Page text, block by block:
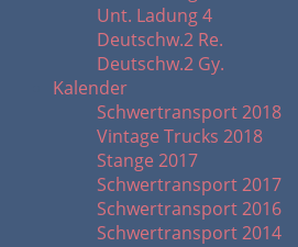
Unt. Ladung 4
Deutschw.2 Re.
Deutschw.2 Gy.
Kalender
Schwertransport 2018
Vintage Trucks 2018
Stange 2017
Schwertransport 2017
Schwertransport 2016
Schwertransport 2014